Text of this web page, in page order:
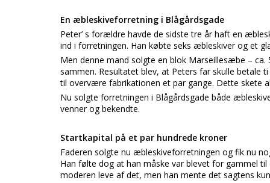
En æbleskiveforretning i Blågårdsgade
Peter’ s forældre havde de sidste tre år haft en
ind i forretningen. Han købte seks æbleskiver og et
Men denne mand solgte en blok Marseillesæbe –
sammen. Resultatet blev, at Peters far skulle
til overvære fabrikationen et par gange. Dette skete
Nu solgte forretningen i Blågårdsgade både
venner og bekendte.
Startkapital på et par hundrede kroner
Faderen solgte nu æbleskiveforretningen og fik nu
Han følte dog at han måske var blevet for gammel
moderen leve af det, men han mente det sagtens